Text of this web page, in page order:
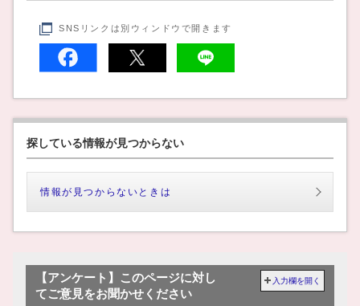
SNSリンクは別ウィンドウで開きます
探している情報が見つからない
情報が見つからないときは
【アンケート】このページに対し
てご意見をお聞かせください
入力欄を開く